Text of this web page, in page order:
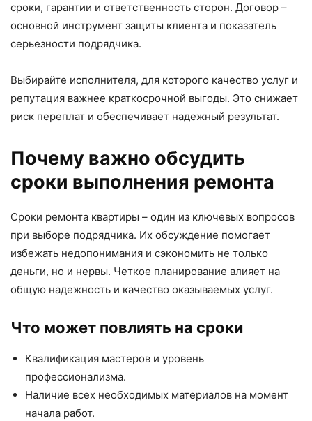
сроки, гарантии и ответственность сторон. Договор –
основной инструмент защиты клиента и показатель
серьезности подрядчика.
Выбирайте исполнителя, для которого качество услуг и
репутация важнее краткосрочной выгоды. Это снижает
риск переплат и обеспечивает надежный результат.
Почему важно обсудить
сроки выполнения ремонта
Сроки ремонта квартиры – один из ключевых вопросов
при выборе подрядчика. Их обсуждение помогает
избежать недопонимания и сэкономить не только
деньги, но и нервы. Четкое планирование влияет на
общую надежность и качество оказываемых услуг.
Что может повлиять на сроки
Квалификация мастеров и уровень
профессионализма.
Наличие всех необходимых материалов на момент
начала работ.